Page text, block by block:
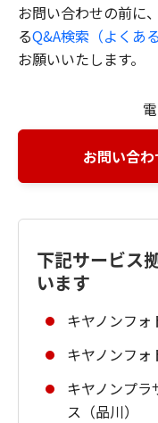
お問い合わせの前に
るQ&A検索（よくあ
お願いいたします。
お問い合
下記サービス
います
キヤノンフ
キヤノンフォ
キヤノンプラ
ス（品川）